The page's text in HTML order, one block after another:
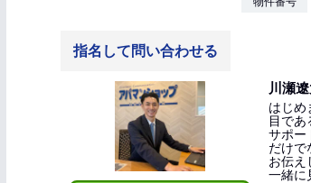
指名して問い合わせる
川瀬
はじめ
目であ
サポー
だけで
お伝え
一緒に